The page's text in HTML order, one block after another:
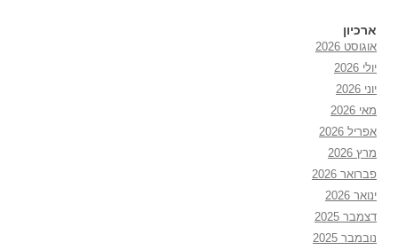
ארכיון
אוגוסט 2026
יולי 2026
יוני 2026
מאי 2026
אפריל 2026
מרץ 2026
פברואר 2026
ינואר 2026
דצמבר 2025
נובמבר 2025